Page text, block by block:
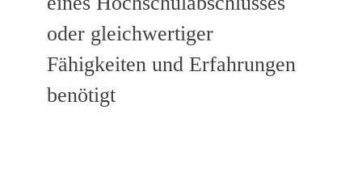
oder gleichwertiger
Fähigkeiten und Erfahrungen
benötigt